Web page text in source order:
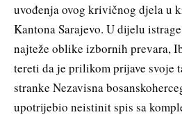
uvođenja ovog krivičnog djela u
Kantona Sarajevo. U dijelu
najteže oblike izbornih prevara,
tereti da je prilikom prijave svoje
stranke Nezavisna
upotrijebio neistinit spis sa